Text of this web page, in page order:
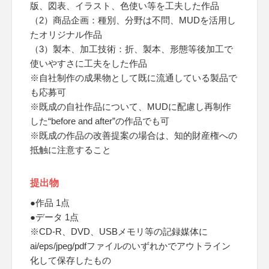
版、図表、イラスト、色使い等を工夫した作品
（2）商品企画：種別、分野は不問、MUDを活用し
たオリジナル作品
（3）製本、加工技術：折、製本、形態等後加工で
使いやすさに工夫をした作品
※自社制作の成果物として既に流通している製品で
も応募可
※既成の自社作品について、MUDに配慮し再制作
した“before and after”の作品でも可
※既成の作品の改善提案の場合は、知的財産権への
抵触に注意すること
提出物
●作品 1点
●データ 1点
※CD-R、DVD、USBメモリ等の記録媒体に
ai/eps/jpeg/pdfファイルのいずれかでアウトライン
化して保存したもの